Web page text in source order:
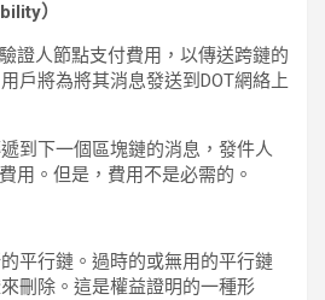
）
證人節點支付費用，以傳送跨鏈的
戶將為將其消息發送到DOT網絡上
到下一個區塊鏈的消息，發件人
用。但是，費用不是必需的。
平行鏈。過時的或無用的平行鏈
刪除。這是權益證明的一種形